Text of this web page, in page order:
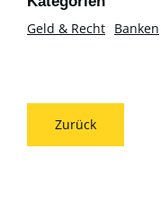
Geld & Recht Banken
Zurück